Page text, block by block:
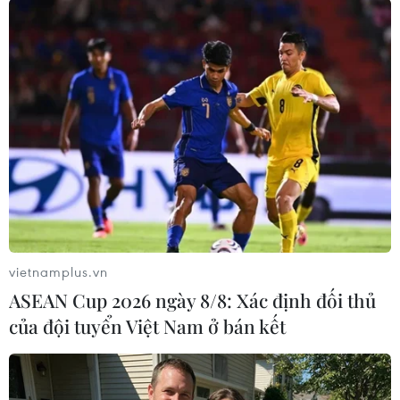
#Ba Lan #Bộ trưởng Thể thao
#Từ chức
#World Cup 2014
Anh Ba Lan
Theo dõi VietnamPlus
vietnamplus.vn
ASEAN Cup 2026 ngày 8/8: Xác định đối thủ
của đội tuyển Việt Nam ở bán kết